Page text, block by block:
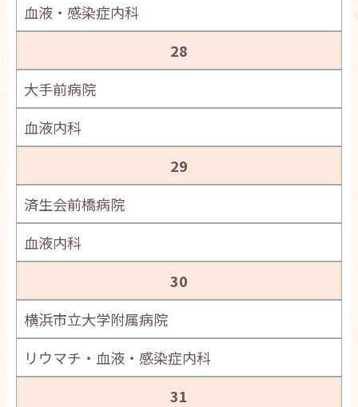
血液・感染症内科
28
大手前病院
血液内科
29
済生会前橋病院
血液内科
30
横浜市立大学附属病院
リウマチ・血液・感染症内科
31